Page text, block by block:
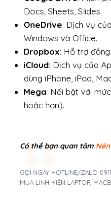
Docs, Sheets, Slides.
OneDrive: Dịch vụ
Windows và Office.
Dropbox: Hỗ trợ
iCloud: Dịch vụ của
dùng iPhone, iPad,
Mega: Nổi bật với
hoặc hơn).
Có thể bạn quan tâm
GỌI NGAY HOTLINE/ZALO
MUA LINH KIỆN LAPTOP,